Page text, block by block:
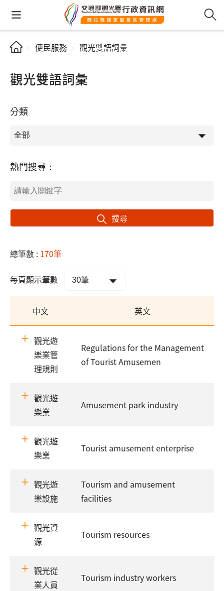
便民服務 觀光雙語詞彙
觀光雙語詞彙
分類
熱門搜尋：
搜尋
總筆數 : 170筆
每頁顯示筆數
中文 英文
觀光遊
樂業管
理規則
Regulations for the Management
of Tourist Amusemen
觀光遊
樂業
Amusement park industry
觀光遊
樂業
Tourist amusement enterprise
觀光遊
樂設施
Tourism and amusement
facilities
觀光資
源
Tourism resources
觀光從
業人員
Tourism industry workers